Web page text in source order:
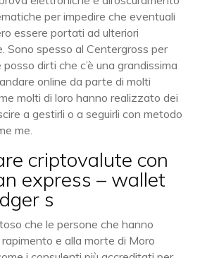
per impedire che eventuali
essere portati ad ulteriori
Sono spesso al Centergross per
dirti che c’è una grandissima
online da parte di molti
molti di loro hanno realizzato dei
a gestirli o a seguirli con metodo
me.
criptovalute con
express – wallet
s
che le persone che hanno
e alla morte di Moro